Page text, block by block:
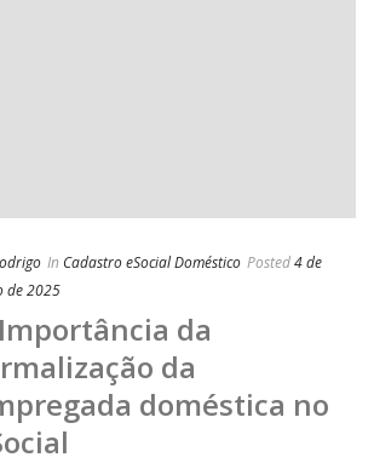
In Cadastro eSocial Doméstico Posted4 de
de 2025
da
da
doméstica no